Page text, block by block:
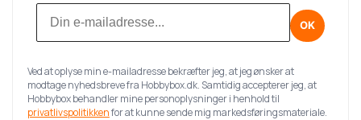
OK
Ved at oplyse min e-mailadresse bekræfter jeg, at jeg ønsker at
modtage nyhedsbreve fra Hobbybox.dk. Samtidig accepterer jeg, at
Hobbybox behandler mine personoplysninger i henhold til
privatlivspolitikkenfor at kunne sende mig markedsføringsmateriale.